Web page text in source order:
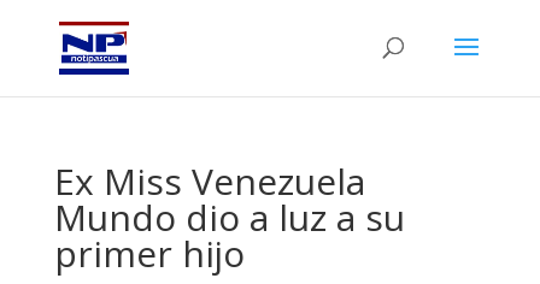
Ex Miss Venezuela
Mundo dio a luz a su
primer hijo